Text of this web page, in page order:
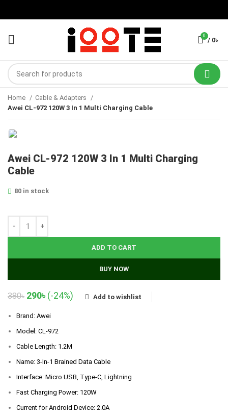
0
/ 0৳
Home
Cable & Adapters
Awei CL-972 120W 3 In 1 Multi Charging Cable
Awei CL-972 120W 3 In 1 Multi Charging
Cable
80 in stock
ADD TO CART
BUY NOW
380৳ Original
was:
380৳.
290৳Current
is:
290৳.
(-24%) Add to wishlist
Brand: Awei
Model: CL-972
Cable Length: 1.2M
Name: 3-In-1 Brained Data Cable
Interface: Micro USB, Type-C, Lightning
Fast Charging Power: 120W
Current for Android Device: 2.0A